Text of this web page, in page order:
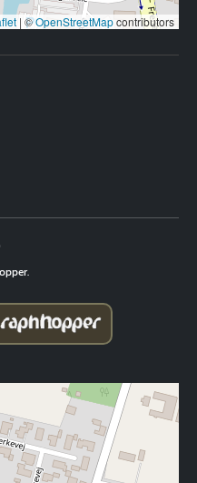
| ©OpenStreetMapcontributors